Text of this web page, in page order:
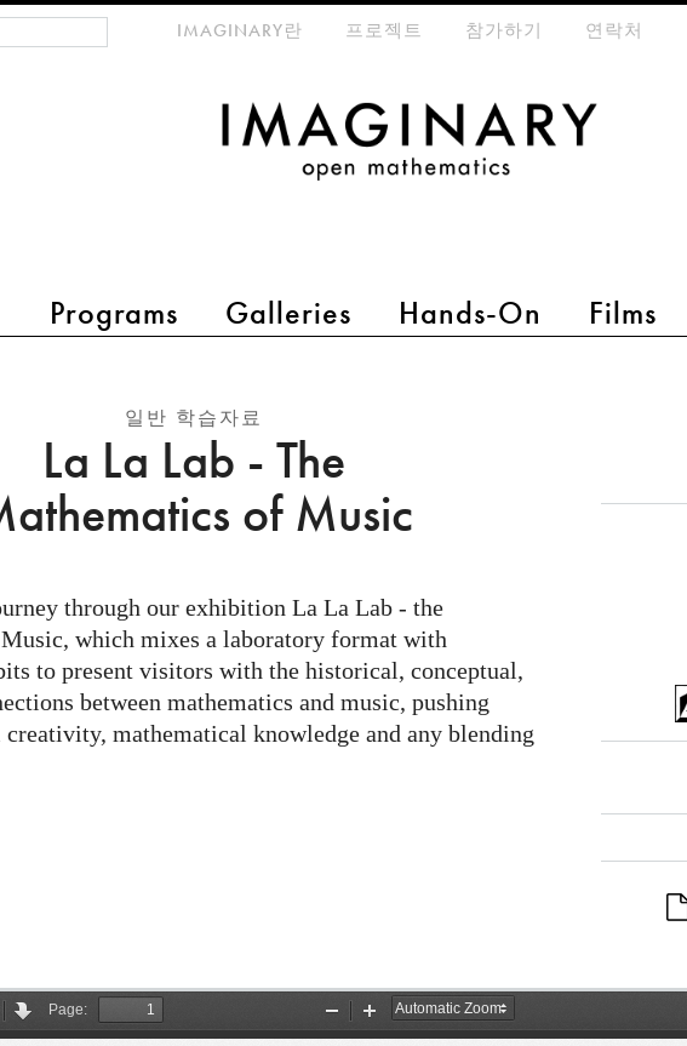
Programs Galleries Hands-On Films
meta-menuIMAGINARY란 프로젝트 참가하기 연락처
일반 학습자료
La La Lab - The
of Music
through our exhibition La La Lab - the
which mixes a laboratory format with
to present visitors with the historical, conceptual,
between mathematics and music, pushing
mathematical knowledge and any blending